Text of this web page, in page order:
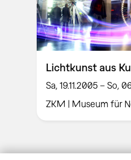
Lichtkunst aus
Sa, 19.11.2005 – So,
ZKM | Museum für